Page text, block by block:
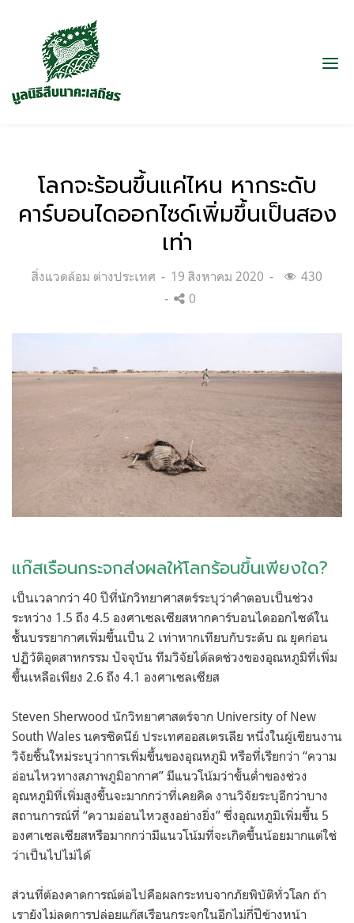
โลกจะร้อนขึ้นแค่ไหน หากระดับ
คาร์บอนไดออกไซด์เพิ่มขึ้นเป็นสอง
เท่า
Categories:
สิ่งแวดล้อม ต่างประเทศ
Posted
on
19 สิงหาคม 2020
430
0
แก๊สเรือนกระจกส่งผลให้โลกร้อนขึ้นเพียงใด?
เป็นเวลากว่า 40 ปีที่นักวิทยาศาสตร์ระบุว่าคำตอบเป็นช่วง
ระหว่าง 1.5 ถึง 4.5 องศาเซลเซียสหากคาร์บอนไดออกไซด์ใน
ชั้นบรรยากาศเพิ่มขึ้นเป็น 2 เท่าหากเทียบกับระดับ ณ ยุคก่อน
ปฏิวัติอุตสาหกรรม ปัจจุบัน ทีมวิจัยได้ลดช่วงของอุณหภูมิที่เพิ่ม
ขึ้นเหลือเพียง 2.6 ถึง 4.1 องศาเซลเซียส
Steven Sherwood นักวิทยาศาสตร์จาก University of New
South Wales นครซิดนีย์ ประเทศออสเตรเลีย หนึ่งในผู้เขียนงาน
วิจัยชิ้นใหม่ระบุว่าการเพิ่มขึ้นของอุณหภูมิ หรือที่เรียกว่า “ความ
อ่อนไหวทางสภาพภูมิอากาศ” มีแนวโน้มว่าขั้นต่ำของช่วง
อุณหภูมิที่เพิ่มสูงขึ้นจะมากกว่าที่เคยคิด งานวิจัยระบุอีกว่าบาง
สถานการณ์ที่ “ความอ่อนไหวสูงอย่างยิ่ง” ซึ่งอุณหภูมิเพิ่มขึ้น 5
องศาเซลเซียสหรือมากกว่ามีแนวโน้มที่จะเกิดขึ้นน้อยมากแต่ใช่
ว่าเป็นไปไม่ได้
ส่วนที่ต้องคาดการณ์ต่อไปคือผลกระทบจากภัยพิบัติทั่วโลก ถ้า
เรายังไม่ลดการปล่อยแก๊สเรือนกระจกในอีกไม่กี่ปีข้างหน้า